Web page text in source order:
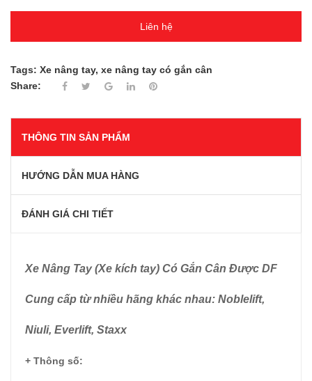
Liên hệ
Tags: Xe nâng tay, xe nâng tay có gắn cân
Share:
THÔNG TIN SẢN PHẨM
HƯỚNG DẪN MUA HÀNG
ĐÁNH GIÁ CHI TIẾT
Xe Nâng Tay (Xe kích tay) Có Gắn Cân Được DF
Cung cấp từ nhiều hãng khác nhau: Noblelift,
Niuli, Everlift, Staxx
+ Thông số: